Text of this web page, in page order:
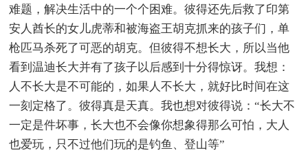
难题，解决生活中的一个个困难。彼得还先后救了印第
安人酋长的女儿虎蒂和被海盗王胡克抓来的孩子们，单
枪匹马杀死了可恶的胡克。但彼得不想长大，所以当他
看到温迪长大并有了孩子以后感到十分得惊讶。我想：
人不长大是不可能的，如果人不长大，就好比时间在这
一刻定格了。彼得真是天真。我也想对彼得说：“长大不
一定是件坏事，长大也不会像你想象得那么可怕，大人
也爱玩，只不过他们玩的是钓鱼、登山等”